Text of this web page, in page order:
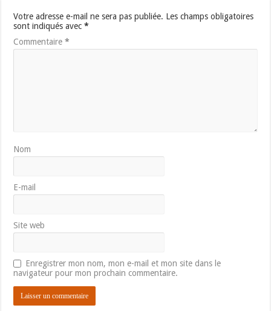
Votre adresse e-mail ne sera pas publiée. Les champs obligatoires
sont indiqués avec*
Commentaire*
Nom
E-mail
Site web
Enregistrer mon nom, mon e-mail et mon site dans le
navigateur pour mon prochain commentaire.